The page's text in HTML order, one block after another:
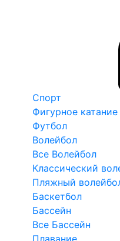
Спорт
Фигурное катание
Футбол
Волейбол
Все Волейбол
Классический
Пляжный
Баскетбол
Бассейн
Все Бассейн
Плавание